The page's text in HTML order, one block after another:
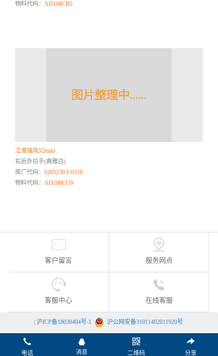
物料代码：AD108CB5
江淮瑞风S2mini
右后外拉手(典雅白)
原厂代码：6205230-U0310
物料代码：AD108CU9
客户留言 服务网点
客服中心 在线客服
沪ICP备18030404号-1 沪公网安备31011402011920号
电话 消息 二维码 分享